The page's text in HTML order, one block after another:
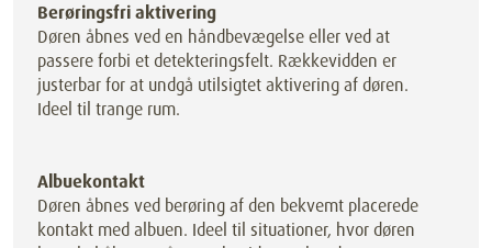
Berøringsfri aktivering
Døren åbnes ved en håndbevægelse eller ved at
passere forbi et detekteringsfelt. Rækkevidden er
justerbar for at undgå utilsigtet aktivering af døren.
Ideel til trange rum.
Albuekontakt
Døren åbnes ved berøring af den bekvemt placerede
kontakt med albuen. Ideel til situationer, hvor døren